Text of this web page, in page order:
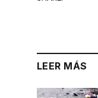
LEER MÁS